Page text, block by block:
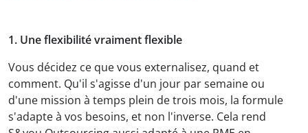
1. Une flexibilité vraiment flexible
Vous décidez ce que vous externalisez, quand et
comment. Qu'il s'agisse d'un jour par semaine ou
d'une mission à temps plein de trois mois, la formule
s'adapte à vos besoins, et non l'inverse. Cela rend